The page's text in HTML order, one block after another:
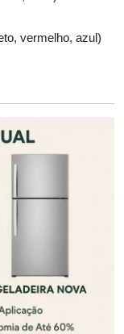
vermelho, azul)